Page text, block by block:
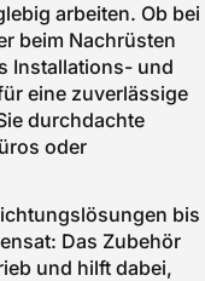
arbeiten. Ob bei
beim Nachrüsten
Installations- und
eine zuverlässige
durchdachte
oder
bis
Das Zubehör
und hilft dabei,